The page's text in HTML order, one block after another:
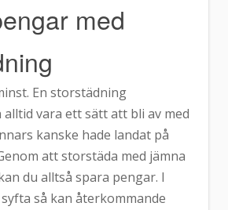
med
En storstädning
alltid vara ett sätt att bli av med
kanske hade landat på
att storstäda med jämna
du alltså spara pengar. I
så kan återkommande